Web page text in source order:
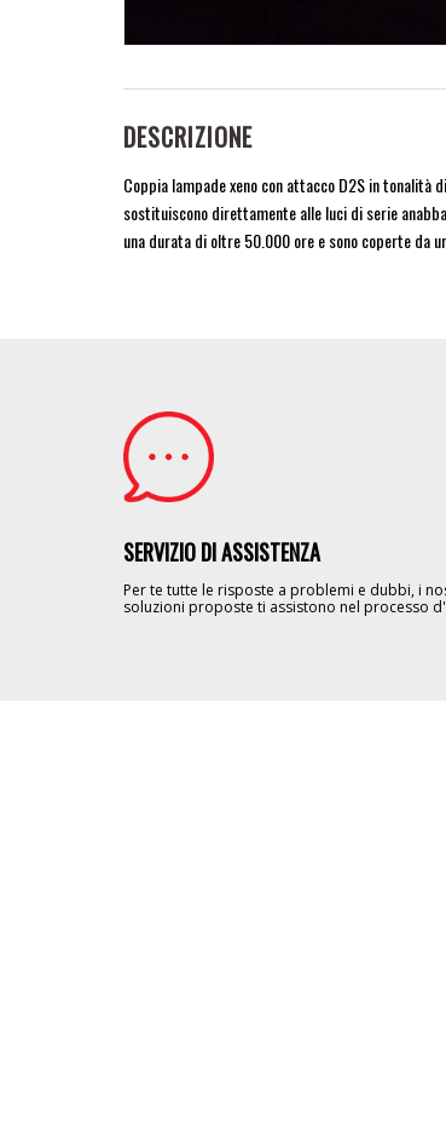
DESCRIZIONE
Coppia lampade xeno con attacco D2S in
sostituiscono direttamente alle luci di serie
una durata di oltre 50.000 ore e sono coperte da
Image
SERVIZIO DI ASSISTENZA
Per te tutte le risposte a problemi e dubbi, i
soluzioni proposte ti assistono nel processo